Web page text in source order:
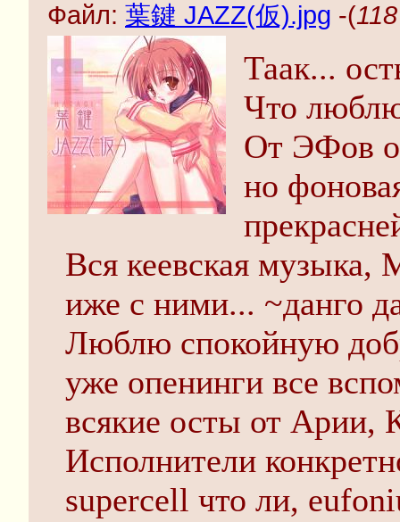
Файл: 葉鍵 JAZZ(仮).jpg -(
Таак...
Что
От ЭФов
но
Вся кеевская
иже с ними... ~данго
Люблю спокойную
уже опенинги все
всякие осты от Арии,
Исполнители
supercell что ли,